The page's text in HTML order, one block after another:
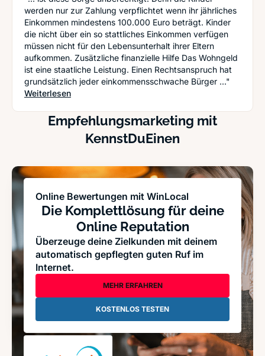
werden nur zur Zahlung verpflichtet wenn ihr jährliches
Einkommen mindestens 100.000 Euro beträgt. Kinder
die nicht über ein so stattliches Einkommen verfügen
müssen nicht für den Lebensunterhalt ihrer Eltern
aufkommen. Zusätzliche finanzielle Hilfe Das Wohngeld
ist eine staatliche Leistung. Einen Rechtsanspruch hat
grundsätzlich jeder einkommensschwache Bürger ..."
Weiterlesen: Geldnot im Alter - Welche finanziellen Hilfen
Empfehlungsmarketing mit
KennstDuEinen
Online Bewertungen mit WinLocal
Die Komplettlösung für deine
Online Reputation
Überzeuge deine Zielkunden mit deinem
automatisch gepflegten guten Ruf im
Internet.
MEHR ERFAHREN
KOSTENLOS TESTEN